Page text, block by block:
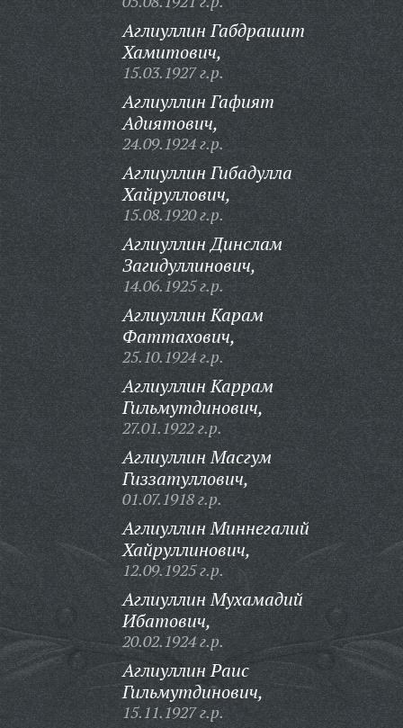
Аглиуллин Габдрашит
Хамитович,
15.03.1927 г.р.
Аглиуллин Гафият
Адиятович,
24.09.1924 г.р.
Аглиуллин Гибадулла
Хайруллович,
15.08.1920 г.р.
Аглиуллин Динслам
Загидуллинович,
14.06.1925 г.р.
Аглиуллин Карам
Фаттахович,
25.10.1924 г.р.
Аглиуллин Каррам
Гильмутдинович,
27.01.1922 г.р.
Аглиуллин Масгум
Гиззатуллович,
01.07.1918 г.р.
Аглиуллин Миннегалий
Хайруллинович,
12.09.1925 г.р.
Аглиуллин Мухамадий
Ибатович,
20.02.1924 г.р.
Аглиуллин Раис
Гильмутдинович,
15.11.1927 г.р.